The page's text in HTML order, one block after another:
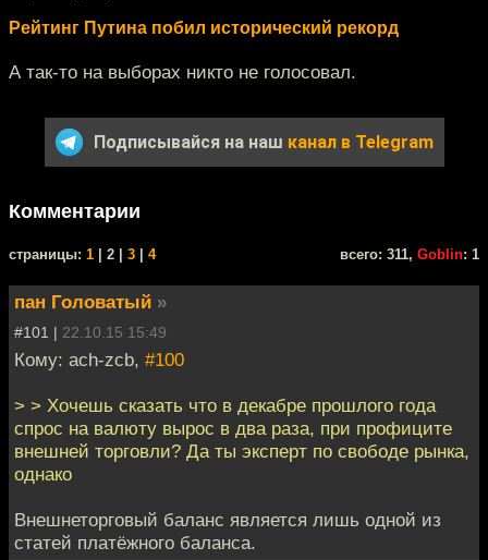
Рейтинг Путина побил исторический рекорд
А так-то на выборах никто не голосовал.
Подписывайся на наш канал в Telegram
Комментарии
cтраницы: 1 | 2 | 3 4 всего: 311, Goblin: 1
пан Головатый »
#101 | 22.10.15 15:49
Кому: ach-zcb, #100
> > Хочешь сказать что в декабре прошлого года
спрос на валюту вырос в два раза, при профиците
внешней торговли? Да ты эксперт по свободе рынка,
однако
Внешнеторговый баланс является лишь одной из
статей платёжного баланса.